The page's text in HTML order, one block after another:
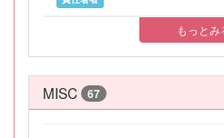
もっとみ
MISC 67